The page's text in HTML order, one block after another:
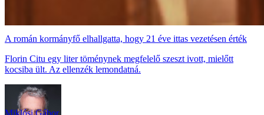
A román kormányfő elhallgatta, hogy 21 éve ittas vezetésen érték
Florin Citu egy liter töménynek megfelelő szeszt ivott, mielőtt
kocsiba ült. Az ellenzék lemondatná.